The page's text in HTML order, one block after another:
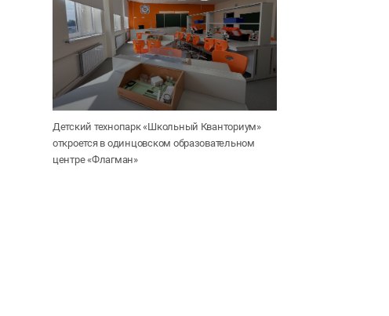
Детский технопарк «Школьный Кванториум»
откроется в одинцовском образовательном
центре «Флагман»